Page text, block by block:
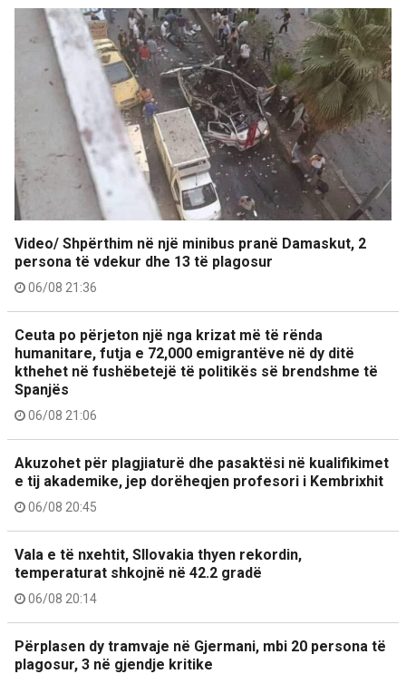
Video/ Shpërthim në një minibus pranë Damaskut, 2
persona të vdekur dhe 13 të plagosur
06/08 21:36
Ceuta po përjeton një nga krizat më të rënda
humanitare, futja e 72,000 emigrantëve në dy ditë
kthehet në fushëbetejë të politikës së brendshme të
Spanjës
06/08 21:06
Akuzohet për plagjiaturë dhe pasaktësi në kualifikimet
e tij akademike, jep dorëheqjen profesori i Kembrixhit
06/08 20:45
Vala e të nxehtit, Sllovakia thyen rekordin,
temperaturat shkojnë në 42.2 gradë
06/08 20:14
Përplasen dy tramvaje në Gjermani, mbi 20 persona të
plagosur, 3 në gjendje kritike